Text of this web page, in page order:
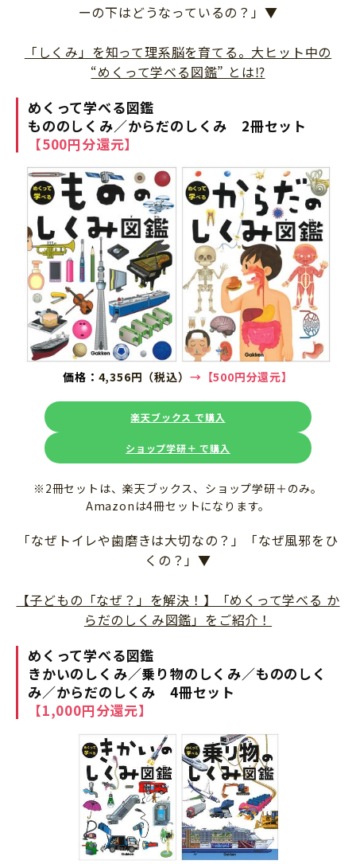
ーの下はどうなっているの？」▼
「しくみ」を知って理系脳を育てる。大ヒット中の
“めくって学べる図鑑” とは⁉
めくって学べる図鑑
もののしくみ／からだのしくみ 2冊セット
【500円分還元】
価格： 4,356円（税込） →【500円分還元】
楽天ブックス で購入
ショップ学研＋ で購入
※2冊セットは、楽天ブックス、ショップ学研＋のみ。
Amazonは4冊セットになります。
「なぜトイレや歯磨きは大切なの？」「なぜ風邪をひ
くの？」▼
【子どもの「なぜ？」を解決！】「めくって学べる か
らだのしくみ図鑑」をご紹介！
めくって学べる図鑑
きかいのしくみ／乗り物のしくみ／もののしく
み／からだのしくみ 4冊セット
【1,000円分還元】